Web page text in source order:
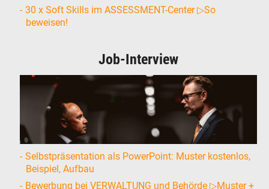
30 x Soft Skills im ASSESSMENT-Center ▷So
beweisen!
Job-Interview
Selbstpräsentation als PowerPoint: Muster kostenlos,
Beispiel, Aufbau
Bewerbung bei VERWALTUNG und Behörde ▷Muster +